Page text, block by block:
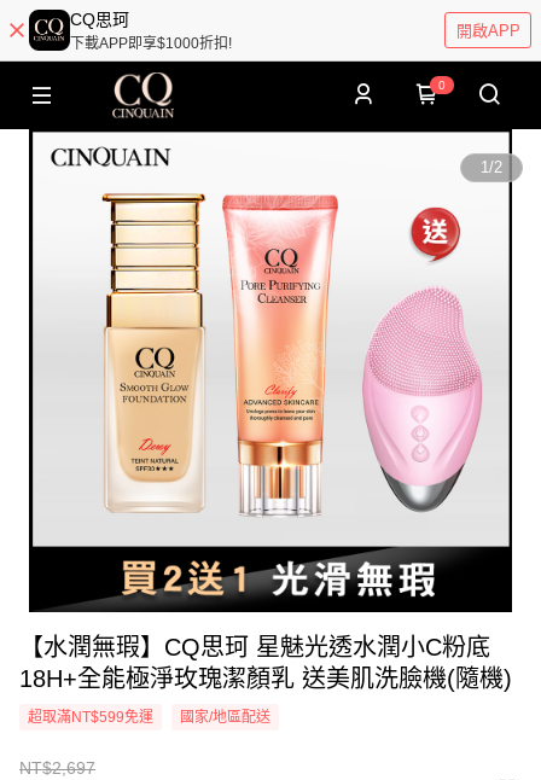
CQ思珂
下載APP即享$1000折扣!
開啟APP
0
1/2
【水潤無瑕】CQ思珂 星魅光透水潤小C粉底
18H+全能極淨玫瑰潔顏乳 送美肌洗臉機(隨機)
超取滿NT$599免運 國家/地區配送
NT$2,697